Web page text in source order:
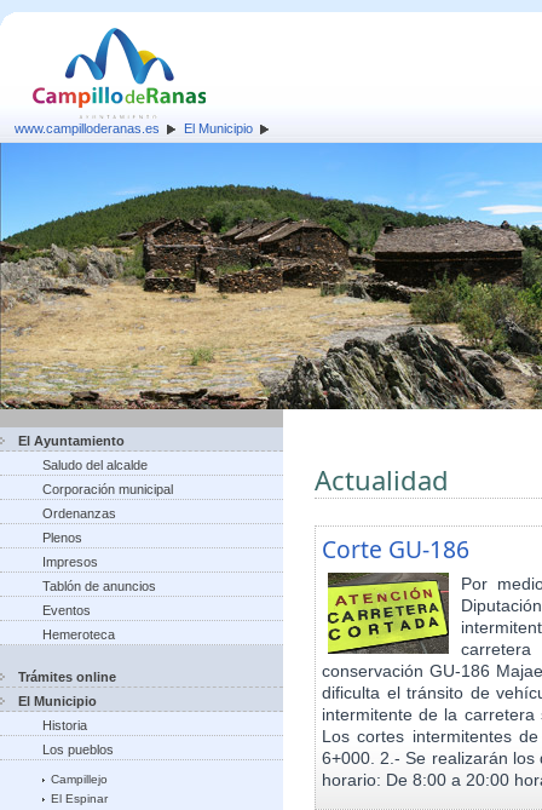
www.campilloderanas.es El Municipio
El Ayuntamiento
Saludo del alcalde
Corporación municipal
Ordenanzas
Plenos
Impresos
Tablón de anuncios
Eventos
Hemeroteca
Trámites online
El Municipio
Historia
Los pueblos
Campillejo
El Espinar
Actualidad
Corte GU-186
Por
conservación GU-186
dificulta el tránsito de
intermitente de la
Los cortes intermitentes
6+000. 2.- Se realizarán
horario: De 8:00 a 20:00